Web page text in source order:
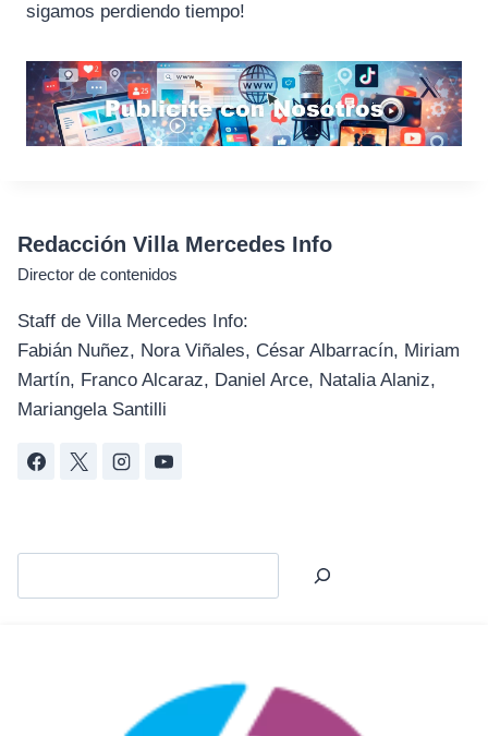
sigamos perdiendo tiempo!
Redacción Villa Mercedes Info
Director de contenidos
Staff de Villa Mercedes Info:
Fabián Nuñez, Nora Viñales, César Albarracín, Miriam
Martín, Franco Alcaraz, Daniel Arce, Natalia Alaniz,
Mariangela Santilli